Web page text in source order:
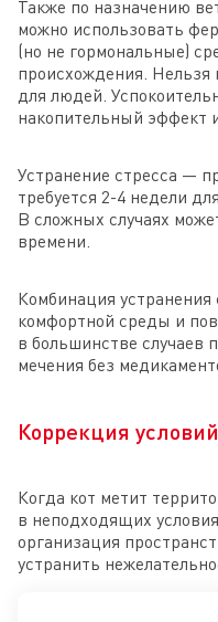
Также по назначению
можно использовать
(но не гормональные)
происхождения.
для людей.
накопительный эффект
Устранение стресса —
требуется 2-4 недели
В сложных случаях
времени.
Комбинация устранения
комфортной среды и
в большинстве случаев
мечения без
Коррекция
Когда кот метит
в неподходящих
организация
устранить